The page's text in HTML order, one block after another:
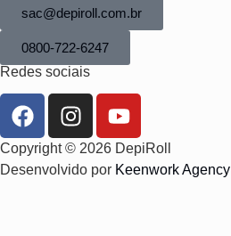
sac@depiroll.com.br
0800-722-6247
Redes sociais
Copyright © 2026 DepiRoll
Desenvolvido por Keenwork Agency